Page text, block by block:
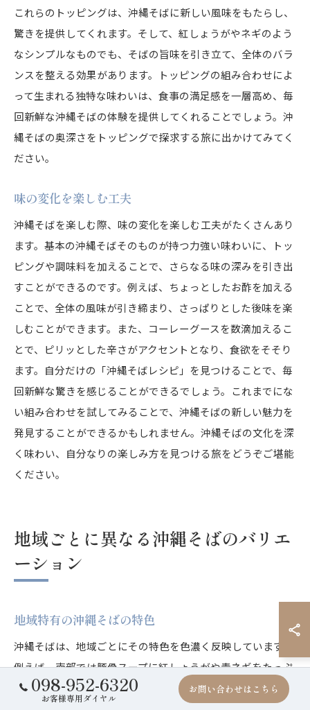
これらのトッピングは、沖縄そばに新しい風味をもたらし、
驚きを提供してくれます。そして、紅しょうがやネギのよう
なシンプルなものでも、そばの旨味を引き立て、全体のバラ
ンスを整える効果があります。トッピングの組み合わせによ
って生まれる独特な味わいは、食事の満足感を一層高め、毎
回新鮮な沖縄そばの体験を提供してくれることでしょう。沖
縄そばの奥深さをトッピングで探求する旅に出かけてみてく
ださい。
味の変化を楽しむ工夫
沖縄そばを楽しむ際、味の変化を楽しむ工夫がたくさんあり
ます。基本の沖縄そばそのものが持つ力強い味わいに、トッ
ピングや調味料を加えることで、さらなる味の深みを引き出
すことができるのです。例えば、ちょっとしたお酢を加える
ことで、全体の風味が引き締まり、さっぱりとした後味を楽
しむことができます。また、コーレーグースを数滴加えるこ
とで、ピリッとした辛さがアクセントとなり、食欲をそそり
ます。自分だけの「沖縄そばレシピ」を見つけることで、毎
回新鮮な驚きを感じることができるでしょう。これまでにな
い組み合わせを試してみることで、沖縄そばの新しい魅力を
発見することができるかもしれません。沖縄そばの文化を深
く味わい、自分なりの楽しみ方を見つける旅をどうぞご堪能
ください。
地域ごとに異なる沖縄そばのバリエ
ーション
地域特有の沖縄そばの特色
沖縄そばは、地域ごとにその特色を色濃く反映しています。
例えば、南部では豚骨スープに紅しょうがや青ネギをたっぷ
りと載せたスタイルが一般的です。これは、豚肉文化が根付
098-952-6320
お客様専用ダイヤル
お問い合わせはこちら